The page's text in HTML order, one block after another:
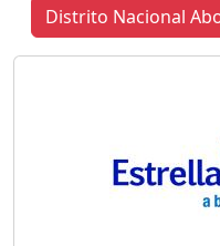
Distrito Nacional